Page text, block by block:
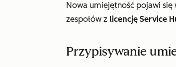
Nowa umiejętność pojawi
zespołów z licencję Service
Przypisywanie